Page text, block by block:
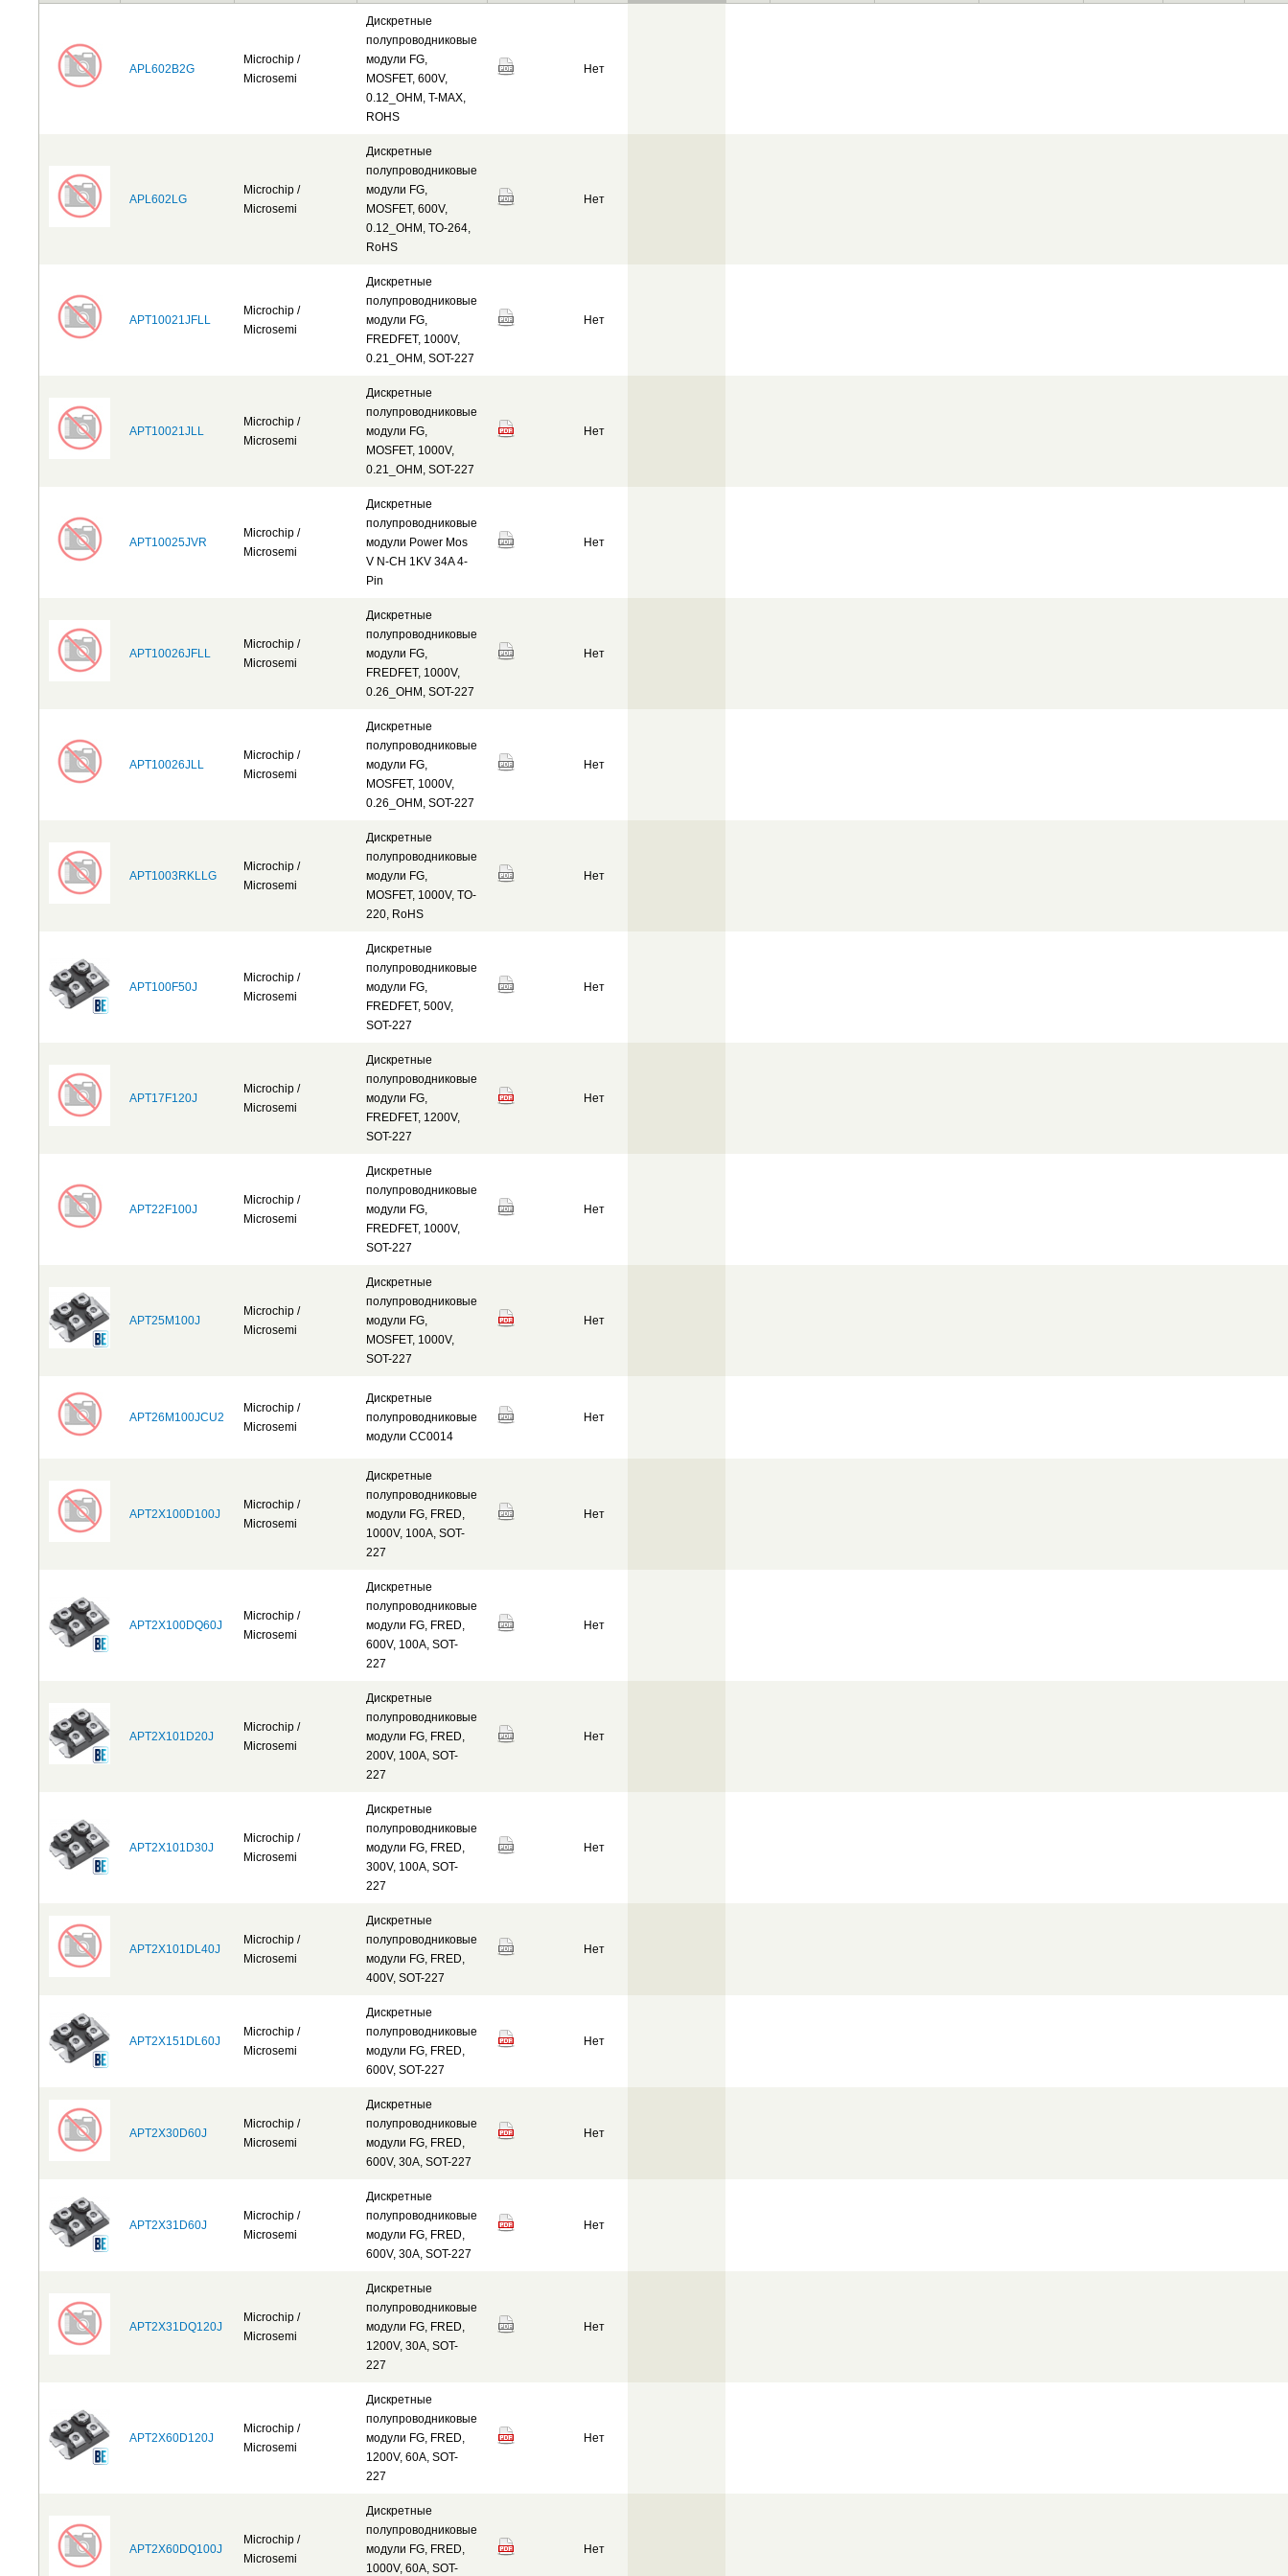
APL602B2G
Microchip /
Microsemi
Дискретные
полупроводниковые
модули FG,
MOSFET, 600V,
0.12_OHM, T-MAX,
ROHS
Нет
APL602LG
Microchip /
Microsemi
Дискретные
полупроводниковые
модули FG,
MOSFET, 600V,
0.12_OHM, TO-264,
RoHS
Нет
APT10021JFLL
Microchip /
Microsemi
Дискретные
полупроводниковые
модули FG,
FREDFET, 1000V,
0.21_OHM, SOT-227
Нет
APT10021JLL
Microchip /
Microsemi
Дискретные
полупроводниковые
модули FG,
MOSFET, 1000V,
0.21_OHM, SOT-227
Нет
APT10025JVR
Microchip /
Microsemi
Дискретные
полупроводниковые
модули Power Mos
V N-CH 1KV 34A 4-
Pin
Нет
APT10026JFLL
Microchip /
Microsemi
Дискретные
полупроводниковые
модули FG,
FREDFET, 1000V,
0.26_OHM, SOT-227
Нет
APT10026JLL
Microchip /
Microsemi
Дискретные
полупроводниковые
модули FG,
MOSFET, 1000V,
0.26_OHM, SOT-227
Нет
APT1003RKLLG
Microchip /
Microsemi
Дискретные
полупроводниковые
модули FG,
MOSFET, 1000V, TO-
220, RoHS
Нет
APT100F50J
Microchip /
Microsemi
Дискретные
полупроводниковые
модули FG,
FREDFET, 500V,
SOT-227
Нет
APT17F120J
Microchip /
Microsemi
Дискретные
полупроводниковые
модули FG,
FREDFET, 1200V,
SOT-227
Нет
APT22F100J
Microchip /
Microsemi
Дискретные
полупроводниковые
модули FG,
FREDFET, 1000V,
SOT-227
Нет
APT25M100J
Microchip /
Microsemi
Дискретные
полупроводниковые
модули FG,
MOSFET, 1000V,
SOT-227
Нет
APT26M100JCU2
Microchip /
Microsemi
Дискретные
полупроводниковые
модули CC0014
Нет
APT2X100D100J
Microchip /
Microsemi
Дискретные
полупроводниковые
модули FG, FRED,
1000V, 100A, SOT-
227
Нет
APT2X100DQ60J
Microchip /
Microsemi
Дискретные
полупроводниковые
модули FG, FRED,
600V, 100A, SOT-
227
Нет
APT2X101D20J
Microchip /
Microsemi
Дискретные
полупроводниковые
модули FG, FRED,
200V, 100A, SOT-
227
Нет
APT2X101D30J
Microchip /
Microsemi
Дискретные
полупроводниковые
модули FG, FRED,
300V, 100A, SOT-
227
Нет
APT2X101DL40J
Microchip /
Microsemi
Дискретные
полупроводниковые
модули FG, FRED,
400V, SOT-227
Нет
APT2X151DL60J
Microchip /
Microsemi
Дискретные
полупроводниковые
модули FG, FRED,
600V, SOT-227
Нет
APT2X30D60J
Microchip /
Microsemi
Дискретные
полупроводниковые
модули FG, FRED,
600V, 30A, SOT-227
Нет
APT2X31D60J
Microchip /
Microsemi
Дискретные
полупроводниковые
модули FG, FRED,
600V, 30A, SOT-227
Нет
APT2X31DQ120J
Microchip /
Microsemi
Дискретные
полупроводниковые
модули FG, FRED,
1200V, 30A, SOT-
227
Нет
APT2X60D120J
Microchip /
Microsemi
Дискретные
полупроводниковые
модули FG, FRED,
1200V, 60A, SOT-
227
Нет
APT2X60DQ100J
Microchip /
Microsemi
Дискретные
полупроводниковые
модули FG, FRED,
1000V, 60A, SOT-
Нет